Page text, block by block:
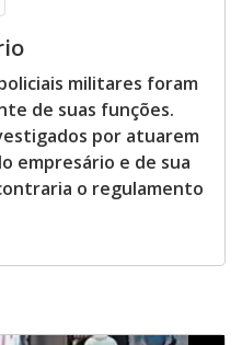
militares foram
de suas funções.
por atuarem
empresário e de sua
o regulamento